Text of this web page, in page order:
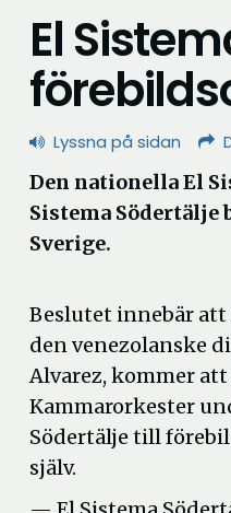
El
Lyssna på sidan
Den nationella El
Sistema
Sverige.
Beslutet innebär
den venezolanske
Alvarez, kommer att
Kammarorkester
Södertälje till
själv.